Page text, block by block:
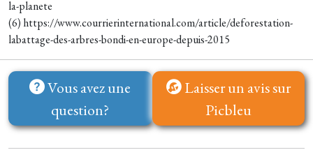
la-planete
(6) https://www.courrierinternational.com/article/deforestation-
labattage-des-arbres-bondi-en-europe-depuis-2015
Vous avez une
question?
Laisser un avis sur
Picbleu